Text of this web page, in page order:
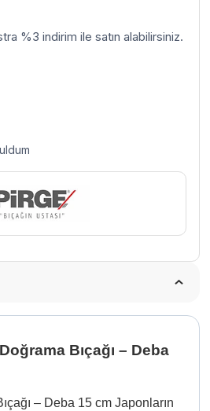
%3 indirim ile satın alabilirsiniz.
Bıçağı – Deba
– Deba 15 cm Japonların